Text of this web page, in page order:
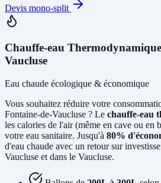
Devis mono-split
Chauffe-eau
Vaucluse
Eau chaude écologique & économique
Vous souhaitez réduire votre
Fontaine-de-Vaucluse ? Le chauffe-eau
les calories de l'air (même en cave ou en
votre eau sanitaire. Jusqu'à 80%
d'eau chaude avec un retour sur
Vaucluse et dans le Vaucluse.